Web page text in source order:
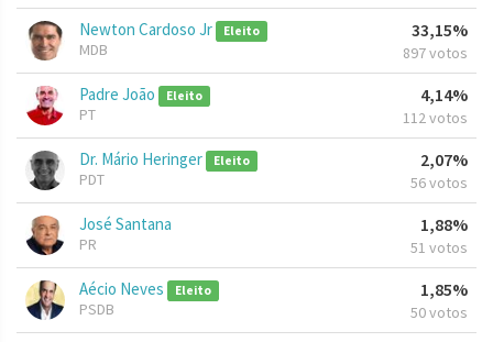
Newton Cardoso Jr Eleito
MDB
33,15%
897 votos
Padre João Eleito
PT
4,14%
112 votos
Dr. Mário Heringer Eleito
PDT
2,07%
56 votos
José Santana
PR
1,88%
51 votos
Aécio Neves Eleito
PSDB
1,85%
50 votos